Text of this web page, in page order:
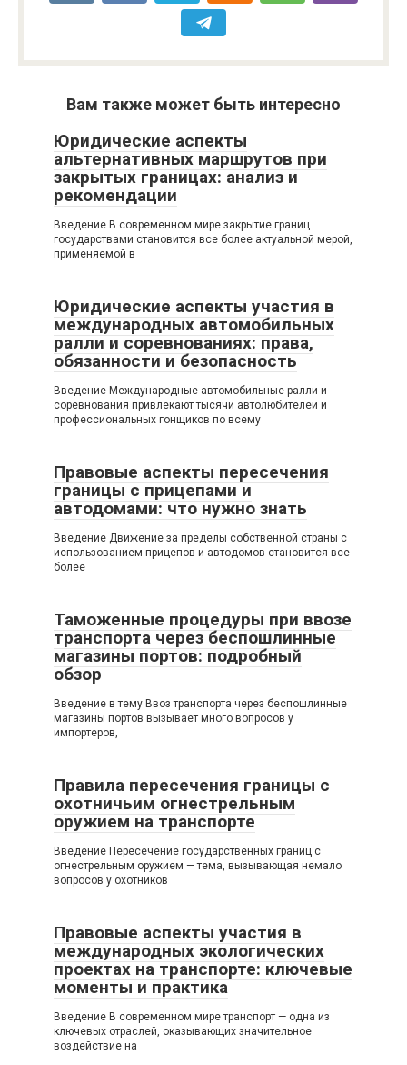
Вам также может быть интересно
Юридические аспекты
альтернативных маршрутов при
закрытых границах: анализ и
рекомендации
Введение В современном мире закрытие границ
государствами становится все более актуальной мерой,
применяемой в
Юридические аспекты участия в
международных автомобильных
ралли и соревнованиях: права,
обязанности и безопасность
Введение Международные автомобильные ралли и
соревнования привлекают тысячи автолюбителей и
профессиональных гонщиков по всему
Правовые аспекты пересечения
границы с прицепами и
автодомами: что нужно знать
Введение Движение за пределы собственной страны с
использованием прицепов и автодомов становится все
более
Таможенные процедуры при ввозе
транспорта через беспошлинные
магазины портов: подробный
обзор
Введение в тему Ввоз транспорта через беспошлинные
магазины портов вызывает много вопросов у
импортеров,
Правила пересечения границы с
охотничьим огнестрельным
оружием на транспорте
Введение Пересечение государственных границ с
огнестрельным оружием — тема, вызывающая немало
вопросов у охотников
Правовые аспекты участия в
международных экологических
проектах на транспорте: ключевые
моменты и практика
Введение В современном мире транспорт — одна из
ключевых отраслей, оказывающих значительное
воздействие на